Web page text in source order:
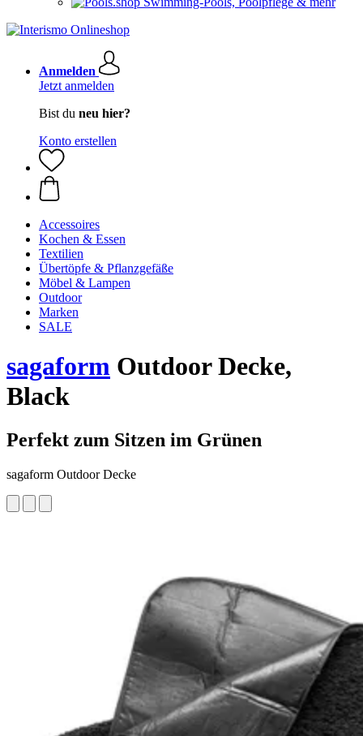
Anmelden
Jetzt anmelden
Bist du neu hier?
Konto erstellen
Accessoires
Kochen & Essen
Textilien
Übertöpfe & Pflanzgefäße
Möbel & Lampen
Outdoor
Marken
SALE
sagaform Outdoor Decke,
Black
Perfekt zum Sitzen im Grünen
sagaform Outdoor Decke